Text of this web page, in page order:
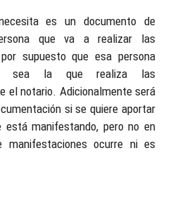
es un documento de
que va a realizar las
supuesto que esa persona
sea la que realiza las
el notario. Adicionalmente será
si se quiere aportar
está manifestando, pero no en
ocurre ni es